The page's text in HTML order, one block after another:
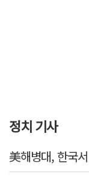
정치 기사